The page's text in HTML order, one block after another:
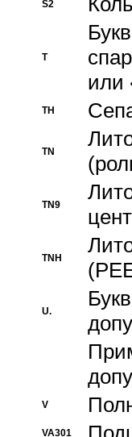
S2
T
или
TH
TN
TN9
TNH
U.
V
VA301